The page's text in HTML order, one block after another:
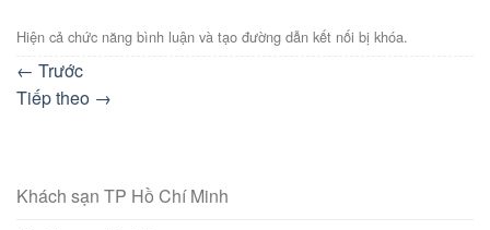
Hiện cả chức năng bình luận và tạo đường dẫn kết nối bị khóa.
← Trước
Tiếp theo →
Khách sạn TP Hồ Chí Minh